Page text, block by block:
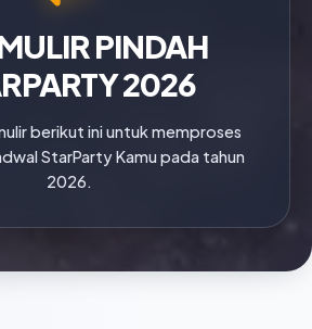
PINDAH
2026
berikut ini untuk memproses
StarParty Kamu pada tahun
2026.